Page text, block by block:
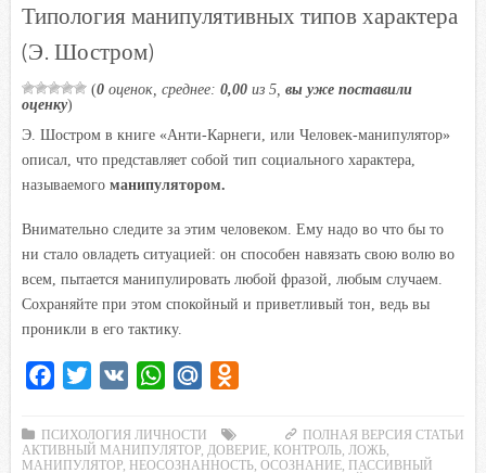
Типология манипулятивных типов характера
(Э. Шостром)
(0 оценок, среднее: 0,00 из 5, вы уже поставили
оценку)
Э. Шостром в книге «Анти-Карнеги, или Человек-манипулятор»
описал, что представляет собой тип социального характера,
называемого манипулятором.
Внимательно следите за этим человеком. Ему надо во что бы то
ни стало овладеть ситуацией: он способен навязать свою волю во
всем, пытается манипулировать любой фразой, любым случаем.
Сохраняйте при этом спокойный и приветливый тон, ведь вы
проникли в его тактику.
c
e
i
t
W
a
t
i
l
o
ПОЛНАЯ ВЕРСИЯ СТАТЬИ
ПСИХОЛОГИЯ ЛИЧНОСТИ
АКТИВНЫЙ МАНИПУЛЯТОР ДОВЕРИЕ КОНТРОЛЬ ЛОЖЬ
МАНИПУЛЯТОР
НЕОСОЗНАННОСТЬ ОСОЗНАНИЕ
ПАССИВНЫЙ